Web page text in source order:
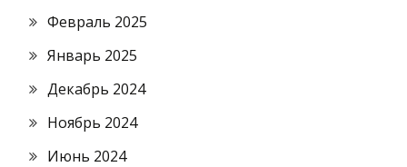
Февраль 2025
Январь 2025
Декабрь 2024
Ноябрь 2024
Июнь 2024